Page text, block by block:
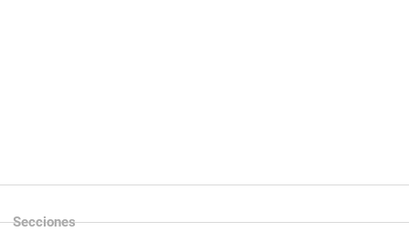
Secciones